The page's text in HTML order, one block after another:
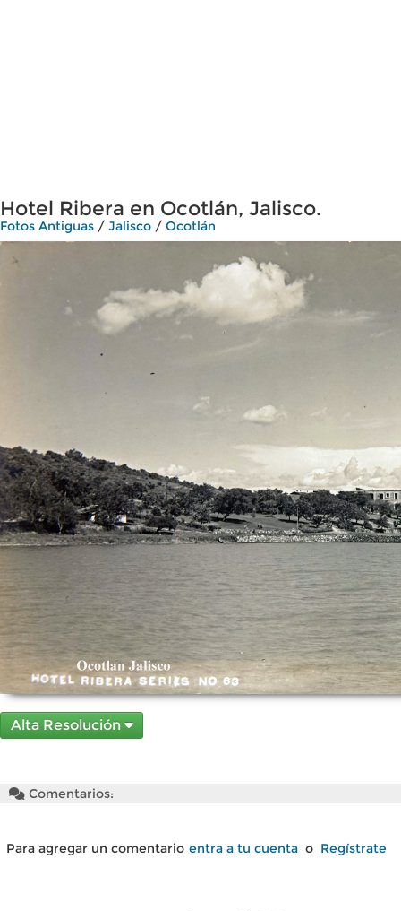
Hotel Ribera en Ocotlán, Jalisco.
Fotos Antiguas / Jalisco / Ocotlán
Alta Resolución
Comentarios:
Para agregar un comentario entra a tu cuenta o Regístrate